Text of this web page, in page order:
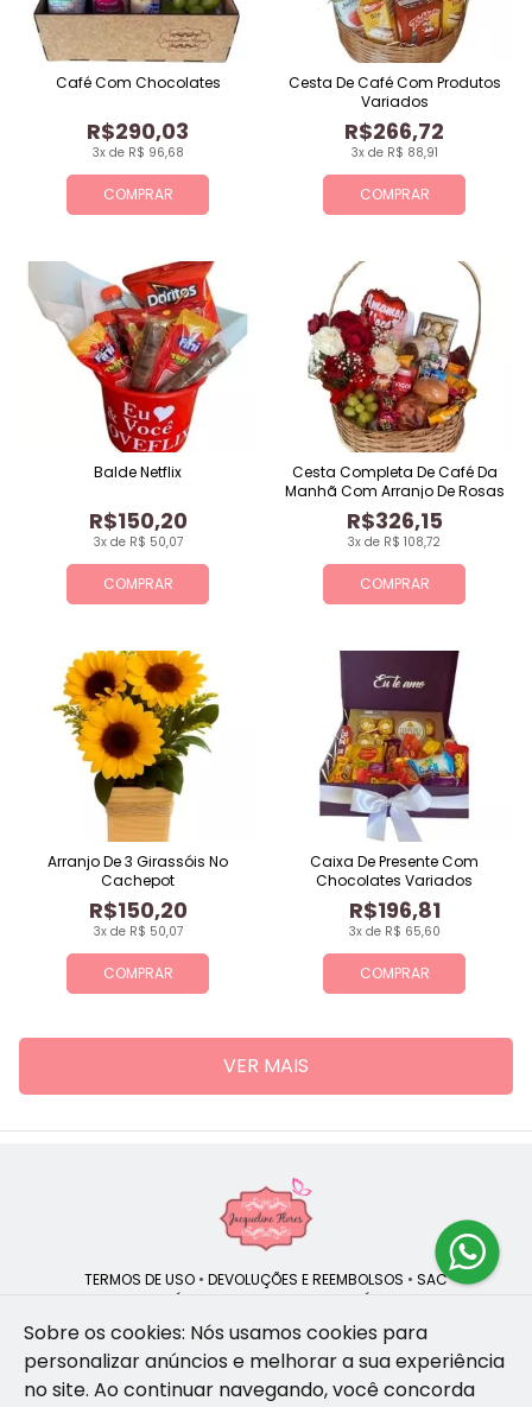
COMPRAR
3x de R$ 96,68
R$290,03
Café Com Chocolates
COMPRAR
3x de R$ 88,91
R$266,72
Cesta De Café Com Produtos
Variados
COMPRAR
3x de R$ 50,07
R$150,20
Balde Netflix
COMPRAR
3x de R$ 108,72
R$326,15
Cesta Completa De Café Da
Manhã Com Arranjo De Rosas
COMPRAR
3x de R$ 50,07
R$150,20
Arranjo De 3 Girassóis No
Cachepot
COMPRAR
3x de R$ 65,60
R$196,81
Caixa De Presente Com
Chocolates Variados
VER MAIS
TERMOS DE USO • DEVOLUÇÕES E REEMBOLSOS • SAC
POLÍTICA DE PRIVACIDADE POLÍTICA DE COOKIES
Jacqueline Flores | CNPJ: 47.335.418/0001-13
Sobre os cookies: Nós usamos cookies para
personalizar anúncios e melhorar a sua experiência
no site. Ao continuar navegando, você concorda